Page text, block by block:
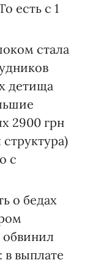
есть с 1
стала
детища
2900 грн
с
о бедах
обвинил
в выплате